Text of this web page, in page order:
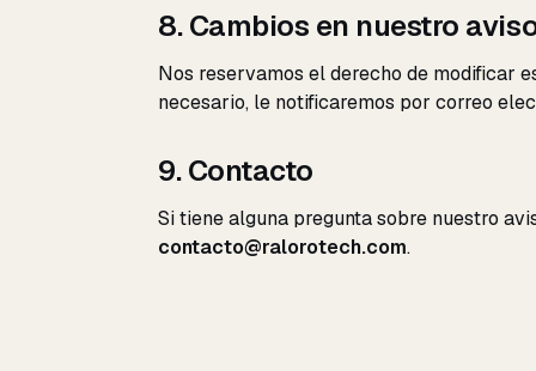
8. Cambios en nuestro
Nos reservamos el derecho de modificar
necesario, le notificaremos por correo
9. Contacto
Si tiene alguna pregunta sobre nuestro
contacto@ralorotech.com.